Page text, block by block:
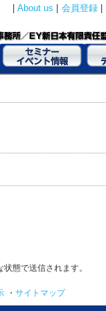
About us 会員登録
態で送信されます。
・ サイトマップ